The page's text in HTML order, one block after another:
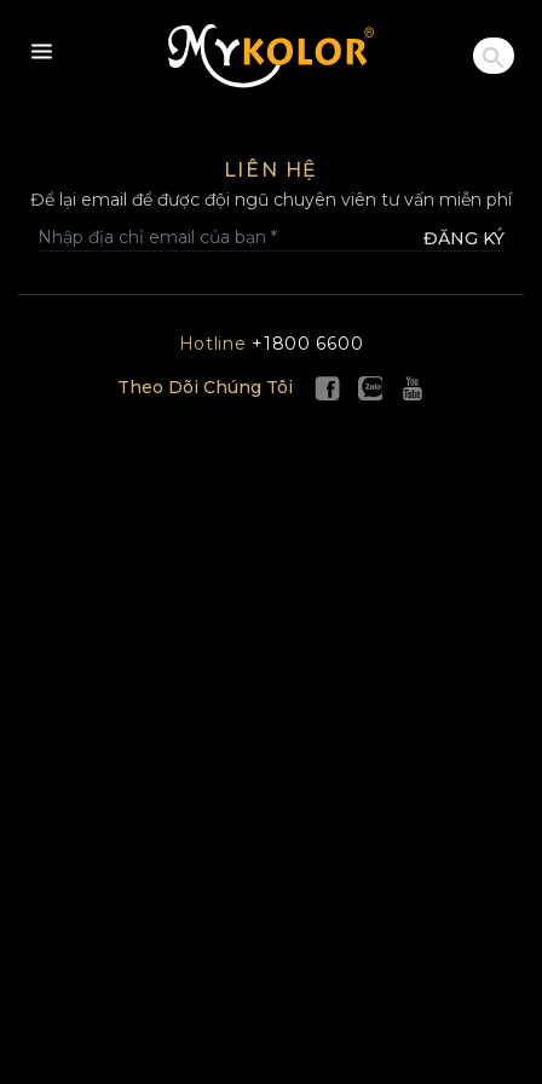
MYKOLOR
LIÊN HỆ
Để lại email để được đội ngũ chuyên viên tư vấn miễn phí
ĐĂNG KÝ
Hotline +1800 6600
Theo Dõi Chúng Tôi